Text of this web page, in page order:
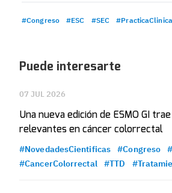
#Congreso #ESC #SEC #PracticaClinica
Puede interesarte
07 JUL 2026
Una nueva edición de ESMO GI
relevantes en cáncer colorrectal
#NovedadesCientificas #Congreso
#CancerColorrectal
#TTD